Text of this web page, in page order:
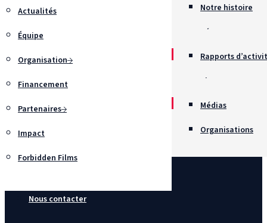
Notre histoire
Récompenses
Actualités
Équipe
Organisation Rapports
Chartes
Recrutement
Financement
Partenaires Médias
Organisations
Impact
Forbidden Films
Nous contacter